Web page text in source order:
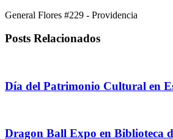
General Flores #229 - Providencia
Posts Relacionados
Día del Patrimonio Cultural en
Dragon Ball Expo en Biblioteca